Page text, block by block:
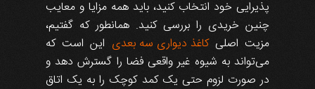
پذیرایی خود انتخاب کنید، باید همه مزایا و معایب
چنین خریدی را بررسی کنید. همانطور که گفتیم،
مزیت اصلیکاغذ دیواری سه بعدی این است که
می‌تواند به شیوه غیر واقعی فضا را گسترش دهد و
در صورت لزوم حتی یک کمد کوچک را به یک اتاق